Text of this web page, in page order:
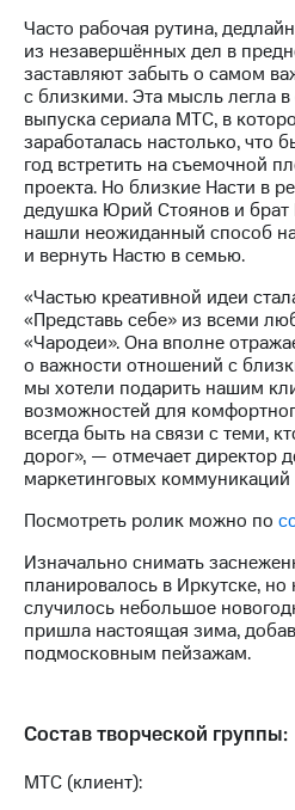
отчетность
Контакты
Пригласить
спикера
и акционерам
Корпоративное
управление
Корпоративный
секретарь
Раскрытие
информации
Информация
акционерам
Документы
ПАО
"МТС"
Собрания
акционеров
Личный
кабинет
акционера
Акционерный
капитал
Контроль
и
Программа
Часто рабочая рутина,
из незавершённых дел в
заставляют забыть о самом
с близкими. Эта мысль легла
выпуска сериала МТС, в
заработалась настолько, что
год встретить на съемочной
проекта. Но близкие Насти в
дедушка Юрий Стоянов и
нашли неожиданный способ
и вернуть Настю в семью.
«Частью креативной идеи
«Представь себе» из всеми
«Чародеи». Она вполне
о важности отношений с
мы хотели подарить нашим
возможностей для
всегда быть на связи с теми,
дорог», — отмечает директор
маркетинговых
Посмотреть ролик можно по
Изначально снимать
планировалось в Иркутске,
случилось небольшое
пришла настоящая зима,
подмосковным пейзажам.
Состав творческой группы:
МТС (клиент):